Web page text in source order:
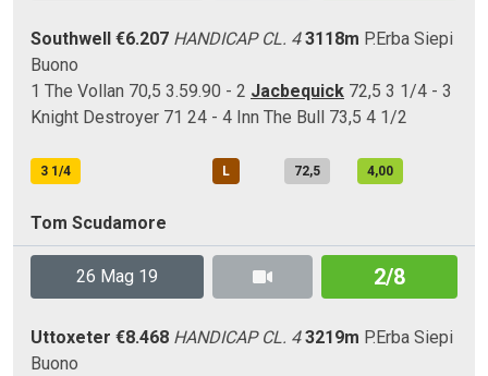
Southwell €6.207 HANDICAP CL. 4 3118m P.Erba Siepi
Buono
1 The Vollan 70,5 3.59.90 - 2 Jacbequick 72,5 3 1/4 - 3
Knight Destroyer 71 24 - 4 Inn The Bull 73,5 4 1/2
3 1/4 L 72,5 4,00
Tom Scudamore
26 Mag 19 2/8
Uttoxeter €8.468 HANDICAP CL. 4 3219m P.Erba Siepi
Buono